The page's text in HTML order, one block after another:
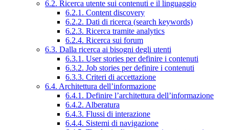
6.2. Ricerca utente sui contenuti e il linguaggio
6.2.1. Content discovery
6.2.2. Dati di ricerca (search keywords)
6.2.3. Ricerca tramite analytics
6.2.4. Ricerca sui forum
6.3. Dalla ricerca ai bisogni degli utenti
6.3.1. User stories per definire i contenuti
6.3.2. Job stories per definire i contenuti
6.3.3. Criteri di accettazione
6.4. Architettura dell’informazione
6.4.1. Definire l’architettura dell’informazione
6.4.2. Alberatura
6.4.3. Flussi di interazione
6.4.4. Sistemi di navigazione